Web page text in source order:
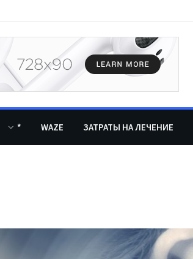
ЗАТРАТЫ НА ЛЕЧЕНИЕ
WAZE
*